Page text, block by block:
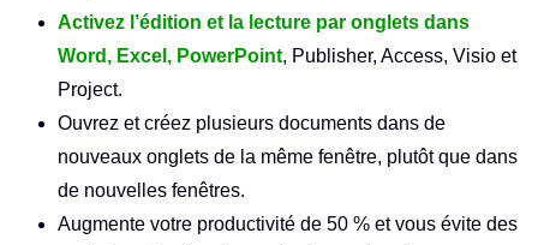
Activez l’édition et la lecture par onglets dans
Word, Excel, PowerPoint, Publisher, Access, Visio et
Project.
Ouvrez et créez plusieurs documents dans de
nouveaux onglets de la même fenêtre, plutôt que dans
de nouvelles fenêtres.
Augmente votre productivité de 50 % et vous évite des